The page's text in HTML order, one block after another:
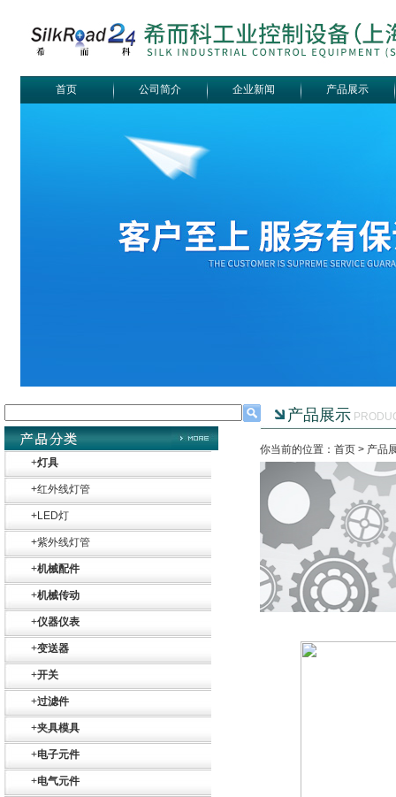
首页 公司简介 企业新闻 产品展示
+灯具
+红外线灯管
+LED灯
+紫外线灯管
+机械配件
+机械传动
+仪器仪表
+变送器
+开关
+过滤件
+夹具模具
+电子元件
+电气元件
Belimo SF24A-
MFT
产品展示
你当前的位置：首页 > 产品